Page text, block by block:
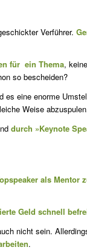
Verführer.
für ein Thema,
so bescheiden?
eine enorme
Weise
durch »Keynote
als Mentor
Geld schnell
nicht sein.
.